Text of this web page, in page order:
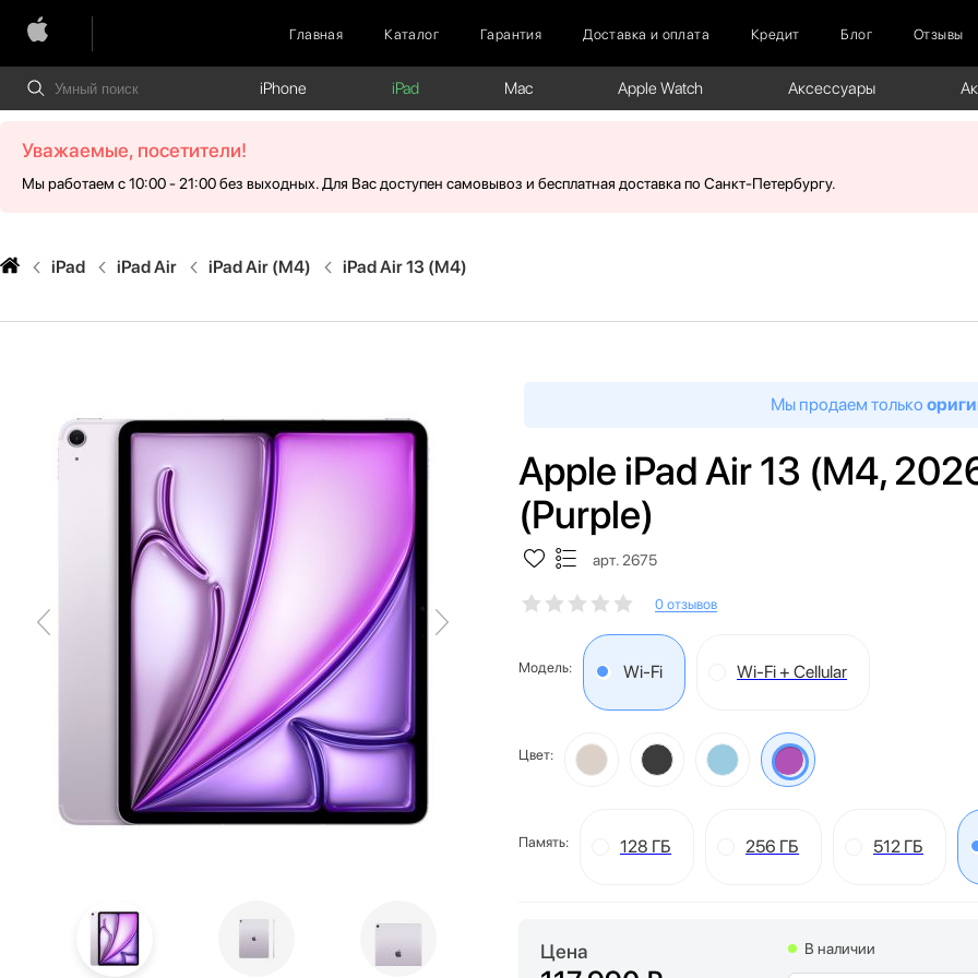
Главная Каталог Гарантия Доставка и оплата Кредит Блог Отзывы
iPhone iPad Mac Apple Watch Аксессуары
Уважаемые, посетители!
Мы работаем с 10:00 - 21:00 без выходных. Для Вас доступен самовывоз и бесплатная доставка по Санкт-Петербургу.
iPad iPad Air iPad Air (M4) iPad Air 13 (M4)
Мы продаем только
Apple iPad Air 13 (M4,
(Purple)
арт. 2675
0 отзывов
Модель: Wi-Fi Wi-Fi + Cellular
Цвет:
Память: 128 ГБ 256 ГБ 512 ГБ
Цена В наличии